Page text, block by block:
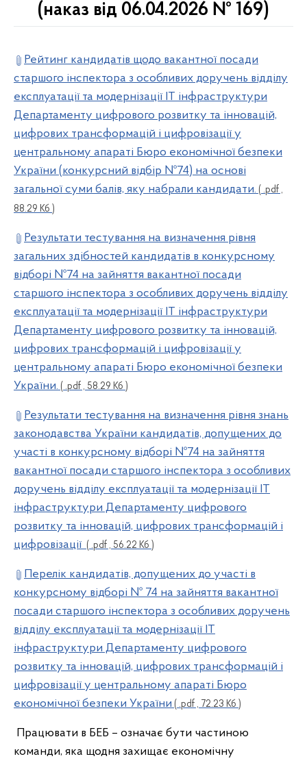
(наказ від 06.04.2026 № 169)
Рейтинг кандидатів щодо вакантної посади
старшого інспектора з особливих доручень відділу
експлуатації та модернізації ІТ інфраструктури
Департаменту цифрового розвитку та інновацій,
цифрових трансформацій і цифровізації у
центральному апараті Бюро економічної безпеки
України (конкурсний відбір №74) на основі
загальної суми балів, яку набрали кандидати. ( .pdf ,
88.29 Кб )
Результати тестування на визначення рівня
загальних здібностей кандидатів в конкурсному
відборі №74 на зайняття вакантної посади
старшого інспектора з особливих доручень відділу
експлуатації та модернізації ІТ інфраструктури
Департаменту цифрового розвитку та інновацій,
цифрових трансформацій і цифровізації у
центральному апараті Бюро економічної безпеки
України. ( .pdf , 58.29 Кб )
Результати тестування на визначення рівня знань
законодавства України кандидатів, допущених до
участі в конкурсному відборі №74 на зайняття
вакантної посади старшого інспектора з особливих
доручень відділу експлуатації та модернізації ІТ
інфраструктури Департаменту цифрового
розвитку та інновацій, цифрових трансформацій і
цифровізації ( .pdf , 56.22 Кб )
Перелік кандидатів, допущених до участі в
конкурсному відборі № 74 на зайняття вакантної
посади старшого інспектора з особливих доручень
відділу експлуатації та модернізації ІТ
інфраструктури Департаменту цифрового
розвитку та інновацій, цифрових трансформацій і
цифровізації у центральному апараті Бюро
економічної безпеки України ( .pdf , 72.23 Кб )
Працювати в БЕБ – означає бути частиною
команди, яка щодня захищає економічну